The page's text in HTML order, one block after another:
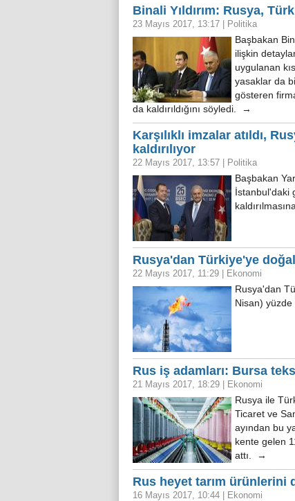
Binali Yıldırım: Rusya,
23 Mayıs 2017, 13:17 Politika
Başbakan
ilişkin
uygulanan
yasaklar da
gösteren
da kaldırıldığını söyledi. →
Karşılıklı imzalar atıldı,
kaldırılıyor
22 Mayıs 2017, 13:57 Politika
Başbakan
İstanbul'daki
Rusya'dan Türkiye'ye
22 Mayıs 2017, 11:29 Ekonomi
Rusya'dan
Nisan)
Rus iş adamları: Bursa
21 Mayıs 2017, 18:29 Ekonomi
Rusya ile
Ticaret ve
ayından bu
kente gelen
attı. →
Rus heyet tarım ürünlerini
16 Mayıs 2017, 10:44 Ekonomi